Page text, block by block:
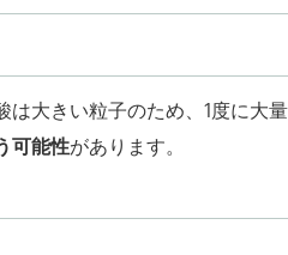
大きい粒子のため、1度に大
可能性があります。